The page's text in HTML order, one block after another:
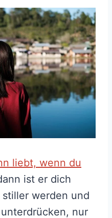
liebt, wenn du
ist er dich
werden und
nur